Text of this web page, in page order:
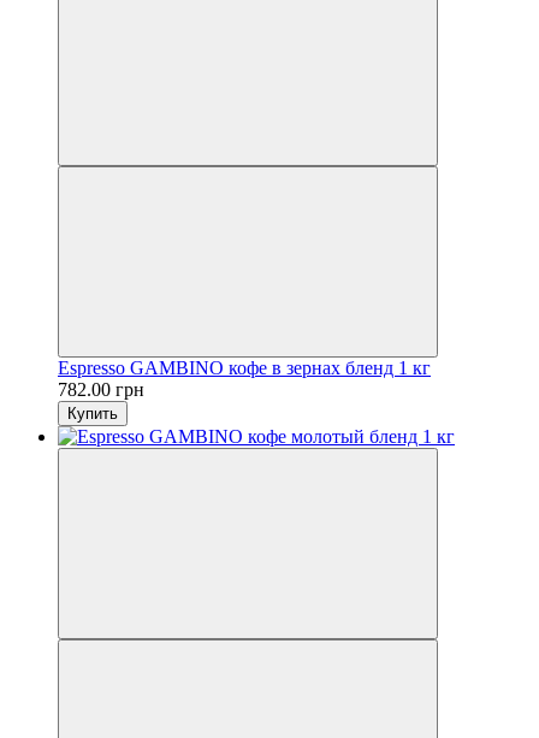
Espresso GAMBINO кофе в зернах бленд 1 кг
782.00 грн
Купить